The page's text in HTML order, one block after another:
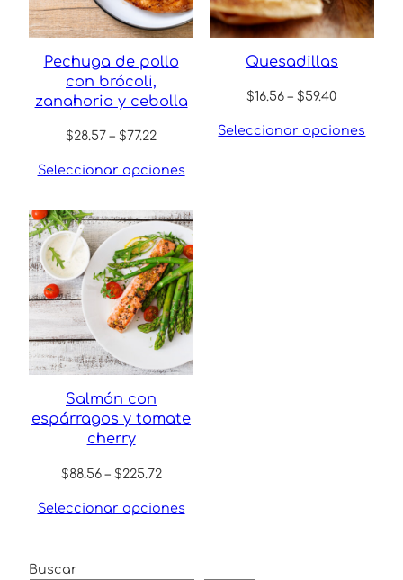
Pechuga de pollo
con brócoli,
zanahoria y cebolla
$28.57 – $77.22Price
$28.57
$77.22
Seleccionar opciones
Quesadillas
$16.56 – $59.40Price
$16.56
Seleccionar opciones
Salmón con
espárragos y tomate
cherry
$88.56 – $225.72Price
$88.56
Seleccionar opciones
Buscar